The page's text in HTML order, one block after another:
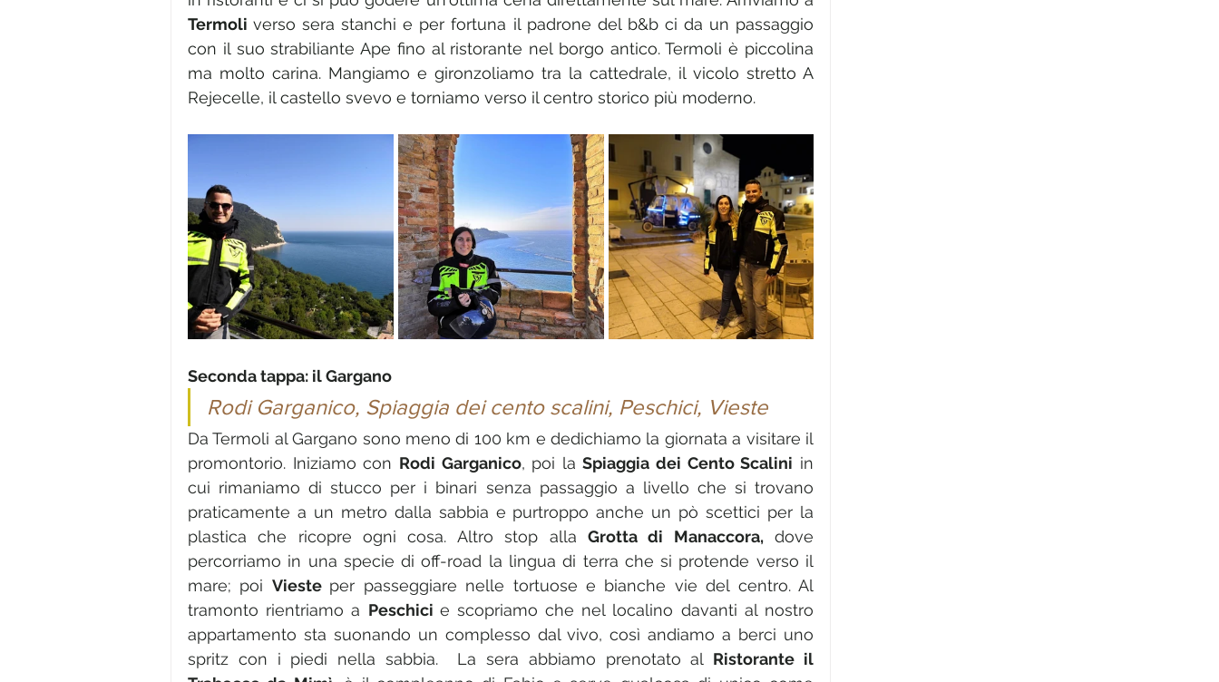
Termoli verso sera stanchi e per fortuna il padrone del b&b ci da un passaggio
con il suo strabiliante Ape fino al ristorante nel borgo antico. Termoli è piccolina
ma molto carina. Mangiamo e gironzoliamo tra la cattedrale, il vicolo stretto A
Rejecelle, il castello svevo e torniamo verso il centro storico più moderno.
Seconda tappa: il Gargano
Rodi Garganico, Spiaggia dei cento scalini, Peschici, Vieste
Da Termoli al Gargano sono meno di 100 km e dedichiamo la giornata a visitare il
promontorio. Iniziamo con Rodi Garganico, poi la Spiaggia dei Cento Scalini in
cui rimaniamo di stucco per i binari senza passaggio a livello che si trovano
praticamente a un metro dalla sabbia e purtroppo anche un pò scettici per la
plastica che ricopre ogni cosa. Altro stop alla Grotta di Manaccora, dove
percorriamo in una specie di off-road la lingua di terra che si protende verso il
mare; poi Vieste per passeggiare nelle tortuose e bianche vie del centro. Al
tramonto rientriamo a Peschici e scopriamo che nel localino davanti al nostro
appartamento sta suonando un complesso dal vivo, così andiamo a berci uno
spritz con i piedi nella sabbia.  La sera abbiamo prenotato al Ristorante il